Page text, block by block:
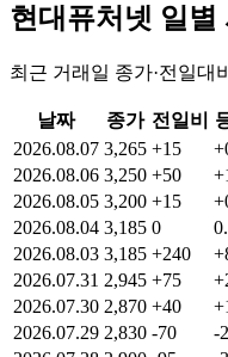
현대퓨처넷 일별
최근 거래일 종가·전일대
날짜 종가 전일비
2026.08.07 3,265 +15
2026.08.06 3,250 +50
2026.08.05 3,200 +15
2026.08.04 3,185 0
2026.08.03 3,185 +240
2026.07.31 2,945 +75
2026.07.30 2,870 +40
2026.07.29 2,830 -70 -